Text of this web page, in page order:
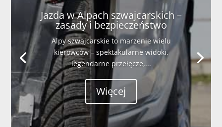
Jazda w Alpach szwajcarskich –
zasady i bezpieczeństwo
Alpy szwajcarskie to marzenie wielu
kierowców – spektakularne widoki,
legendarne przełęcze,...
Więcej